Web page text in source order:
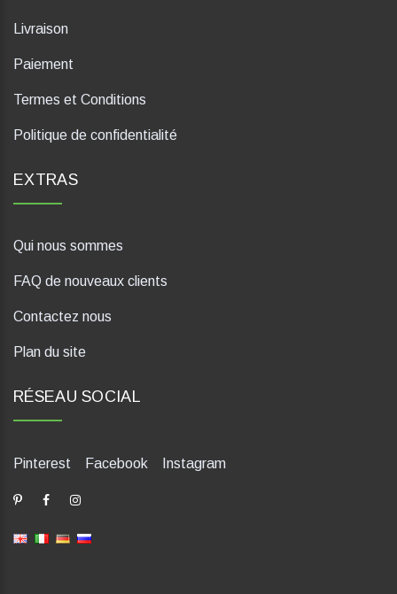
Livraison
Paiement
Termes et Conditions
Politique de confidentialité
EXTRAS
Qui nous sommes
FAQ de nouveaux clients
Contactez nous
Plan du site
RÉSEAU SOCIAL
Pinterest Facebook Instagram